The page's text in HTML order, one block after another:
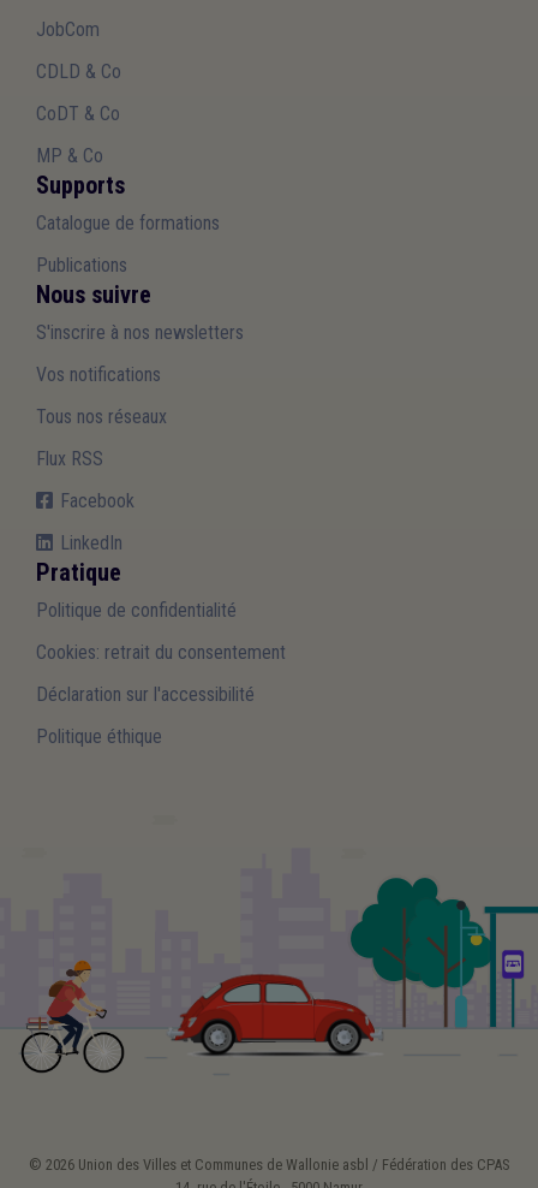
JobCom
CDLD & Co
CoDT & Co
MP & Co
Supports
Catalogue de formations
Publications
Nous suivre
S'inscrire à nos newsletters
Vos notifications
Tous nos réseaux
Flux RSS
Facebook
LinkedIn
Pratique
Politique de confidentialité
Cookies: retrait du consentement
Déclaration sur l'accessibilité
Politique éthique
© 2026 Union des Villes et Communes de Wallonie asbl / Fédération des CPAS